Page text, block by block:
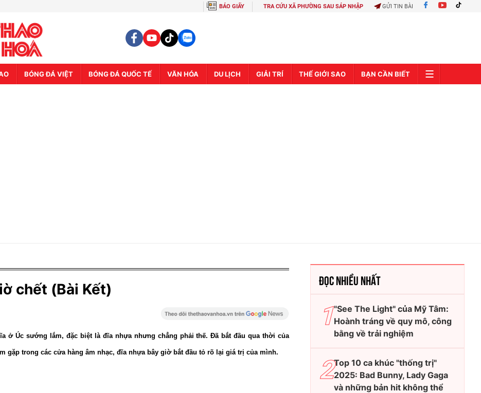
BÁO GIẤY TRA CỨU XÃ PHƯỜNG SAU SÁP NHẬP GỬI TIN BÀI
BÓNG ĐÁ VIỆT BÓNG ĐÁ QUỐC TẾ VĂN HÓA DU LỊCH GIẢI TRÍ THẾ GIỚI SAO BẠN CẦN BIẾT
chết (Bài Kết)
ở Úc sướng lắm, đặc biệt là đĩa nhựa nhưng chẳng phải thế. Đã bắt đầu qua thời của
gặp trong các cửa hàng âm nhạc, đĩa nhựa bây giờ bắt đầu tỏ rõ lại giá trị của mình.
ĐỌC NHIỀU NHẤT
"See The Light" của Mỹ Tâm:
Hoành tráng về quy mô, công
bằng về trải nghiệm
Top 10 ca khúc "thống trị"
2025: Bad Bunny, Lady Gaga
và những bản hit không thể